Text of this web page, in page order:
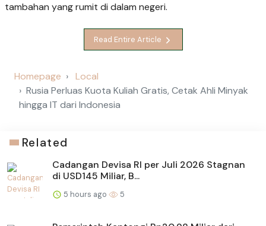
tambahan yang rumit di dalam negeri.
Read Entire Article
Homepage
Local
Rusia Perluas Kuota Kuliah Gratis, Cetak Ahli Minyak
hingga IT dari Indonesia
Related
Cadangan Devisa RI per Juli 2026 Stagnan
di USD145 Miliar, B...
5 hours ago 5